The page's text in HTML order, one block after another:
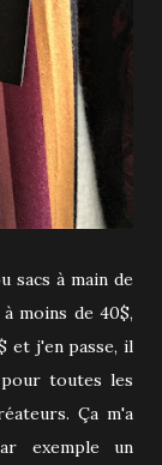
sacs à main de
moins de 40$,
et j'en passe, il
toutes les
Ça m'a
exemple un